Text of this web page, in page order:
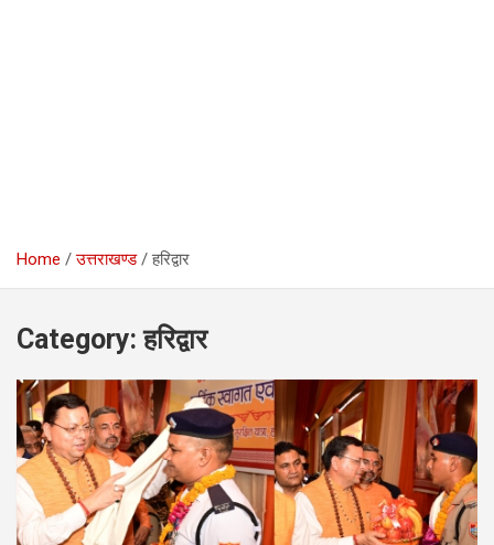
Home उत्तराखण्ड हरिद्वार
Category:हरिद्वार